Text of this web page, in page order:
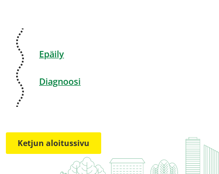
Epäily
Diagnoosi
Ketjun aloitussivu